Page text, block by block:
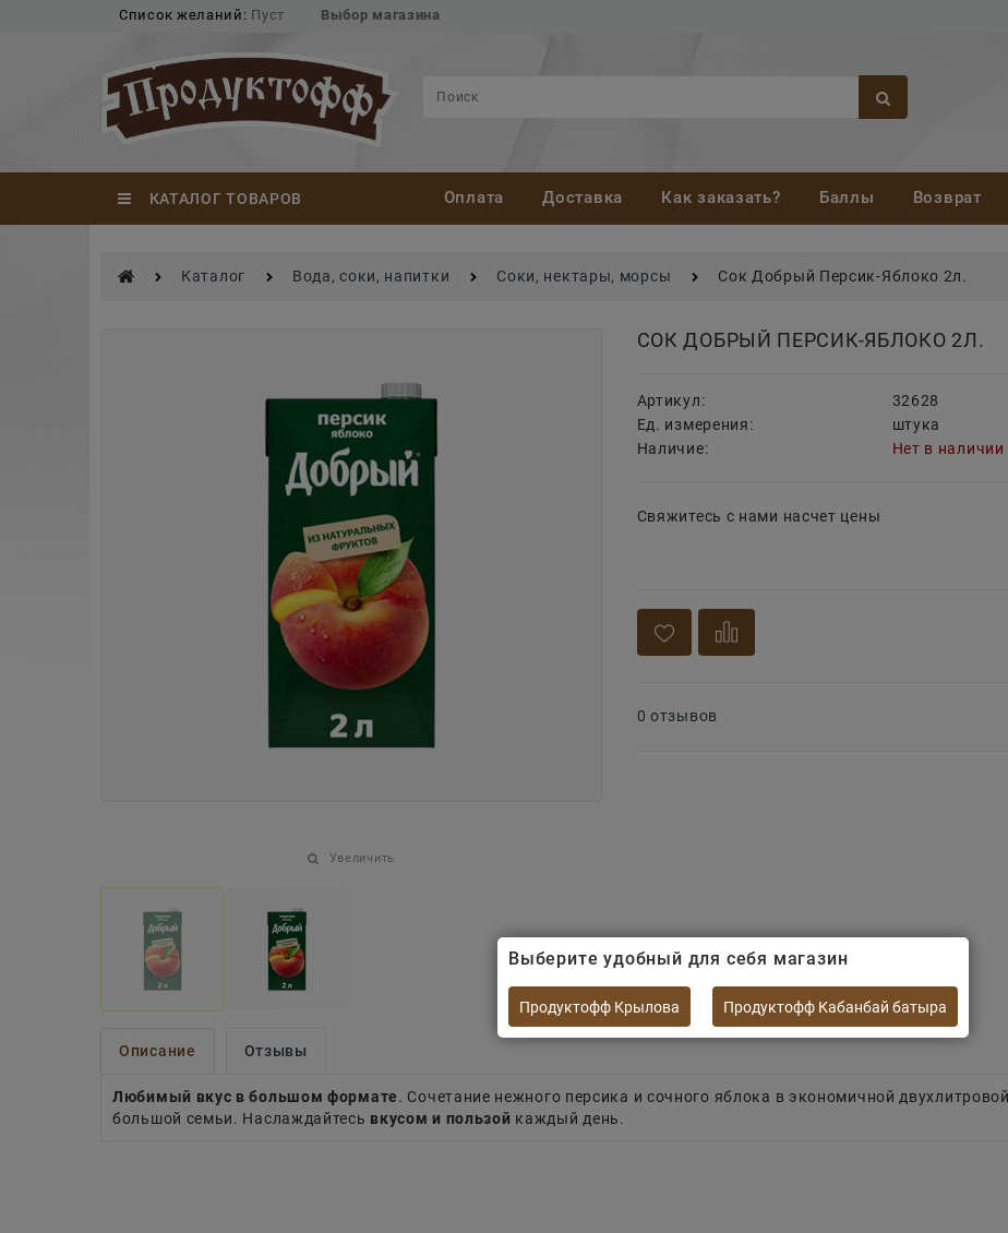
Список желаний: Пуст Выбор магазина
КАТАЛОГ ТОВАРОВ Оплата Доставка Как заказать? Баллы Возврат
Каталог Вода, соки, напитки Соки, нектары, морсы Сок Добрый Персик-Яблоко 2л.
Увеличить
СОК ДОБРЫЙ ПЕРСИК-ЯБЛОКО 2Л.
Артикул:
32628
Ед. измерения:
штука
Наличие:
Нет в наличии
Свяжитесь с нами насчет цены
0 отзывов
Описание Отзывы
Любимый вкус в большом формате. Сочетание нежного персика и сочного яблока в экономичной
большой семьи. Наслаждайтесь вкусом и пользой каждый день.
Выберите удобный для себя магазин
Продуктофф Крылова Продуктофф Кабанбай батыра